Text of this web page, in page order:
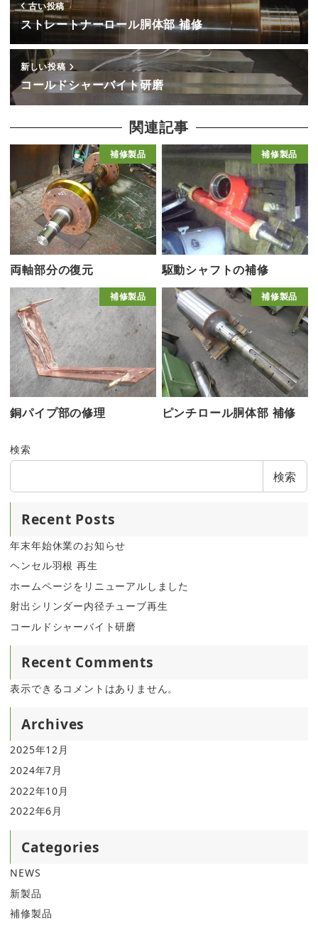
古い投稿
ストレートナーロール胴体部 補修
新しい投稿
コールドシャーバイト研磨
関連記事
補修製品
両軸部分の復元
補修製品
駆動シャフトの補修
補修製品
銅パイプ部の修理
補修製品
ピンチロール胴体部 補修
検索
検索
Recent Posts
年末年始休業のお知らせ
ヘンセル羽根 再生
ホームページをリニューアルしました
射出シリンダー内径チューブ再生
コールドシャーバイト研磨
Recent Comments
表示できるコメントはありません。
Archives
2025年12月
2024年7月
2022年10月
2022年6月
Categories
NEWS
新製品
補修製品